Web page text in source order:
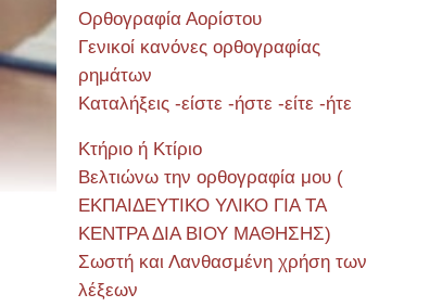
Ορθογραφία Αορίστου
Γενικοί κανόνες ορθογραφίας
ρημάτων
Καταλήξεις -είστε -ήστε -είτε -ήτε
Κτήριο ή Κτίριο
Βελτιώνω την ορθογραφία μου (
ΕΚΠΑΙΔΕΥΤΙΚΟ ΥΛΙΚΟ ΓΙΑ ΤΑ
ΚΕΝΤΡΑ ΔΙΑ ΒΙΟΥ ΜΑΘΗΣΗΣ)
Σωστή και Λανθασμένη χρήση των
λέξεων